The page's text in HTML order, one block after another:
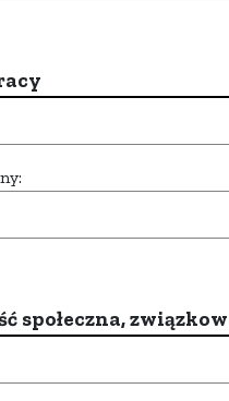
społeczna,